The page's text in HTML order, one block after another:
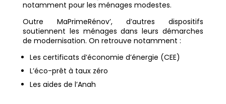
notamment pour les ménages modestes.
Outre MaPrimeRénov’, d’autres dispositifs
soutiennent les ménages dans leurs démarches
de modernisation. On retrouve notamment :
Les certificats d’économie d’énergie (CEE)
L’éco-prêt à taux zéro
Les aides de l’Anah